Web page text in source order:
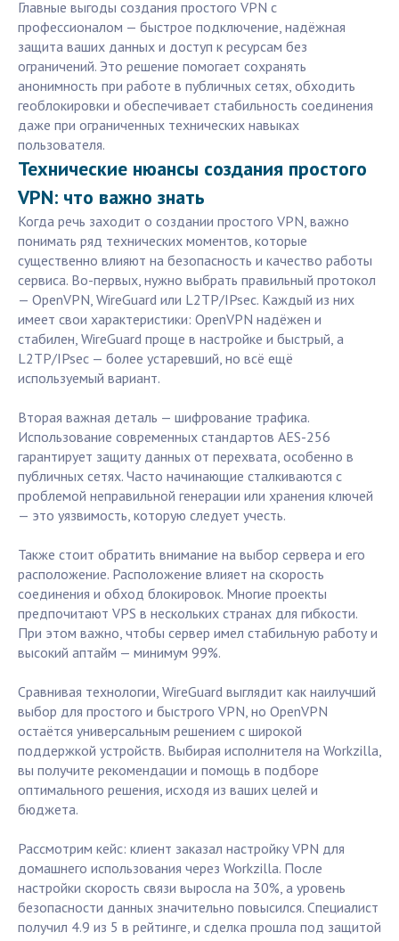
Главные выгоды создания простого VPN с
профессионалом — быстрое подключение, надёжная
защита ваших данных и доступ к ресурсам без
ограничений. Это решение помогает сохранять
анонимность при работе в публичных сетях, обходить
геоблокировки и обеспечивает стабильность соединения
даже при ограниченных технических навыках
пользователя.
Технические нюансы создания простого
VPN: что важно знать
Когда речь заходит о создании простого VPN, важно
понимать ряд технических моментов, которые
существенно влияют на безопасность и качество работы
сервиса. Во-первых, нужно выбрать правильный протокол
— OpenVPN, WireGuard или L2TP/IPsec. Каждый из них
имеет свои характеристики: OpenVPN надёжен и
стабилен, WireGuard проще в настройке и быстрый, а
L2TP/IPsec — более устаревший, но всё ещё
используемый вариант.
Вторая важная деталь — шифрование трафика.
Использование современных стандартов AES-256
гарантирует защиту данных от перехвата, особенно в
публичных сетях. Часто начинающие сталкиваются с
проблемой неправильной генерации или хранения ключей
— это уязвимость, которую следует учесть.
Также стоит обратить внимание на выбор сервера и его
расположение. Расположение влияет на скорость
соединения и обход блокировок. Многие проекты
предпочитают VPS в нескольких странах для гибкости.
При этом важно, чтобы сервер имел стабильную работу и
высокий аптайм — минимум 99%.
Сравнивая технологии, WireGuard выглядит как наилучший
выбор для простого и быстрого VPN, но OpenVPN
остаётся универсальным решением с широкой
поддержкой устройств. Выбирая исполнителя на Workzilla,
вы получите рекомендации и помощь в подборе
оптимального решения, исходя из ваших целей и
бюджета.
Рассмотрим кейс: клиент заказал настройку VPN для
домашнего использования через Workzilla. После
настройки скорость связи выросла на 30%, а уровень
безопасности данных значительно повысился. Специалист
получил 4.9 из 5 в рейтинге, и сделка прошла под защитой